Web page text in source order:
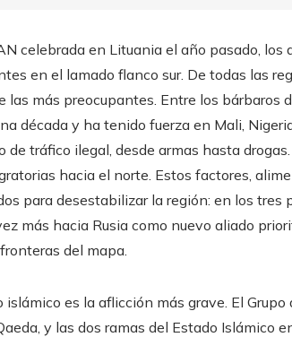
celebrada en Lituania el año pasado,
en el lamado flanco sur. De todas las
las más preocupantes. Entre los bárbaros
década y ha tenido fuerza en Mali,
tráfico ilegal, desde armas hasta
hacia el norte. Estos factores,
para desestabilizar la región: en los tres
más hacia Rusia como nuevo aliado
del mapa.
islámico es la aflicción más grave. El
y las dos ramas del Estado Islámico